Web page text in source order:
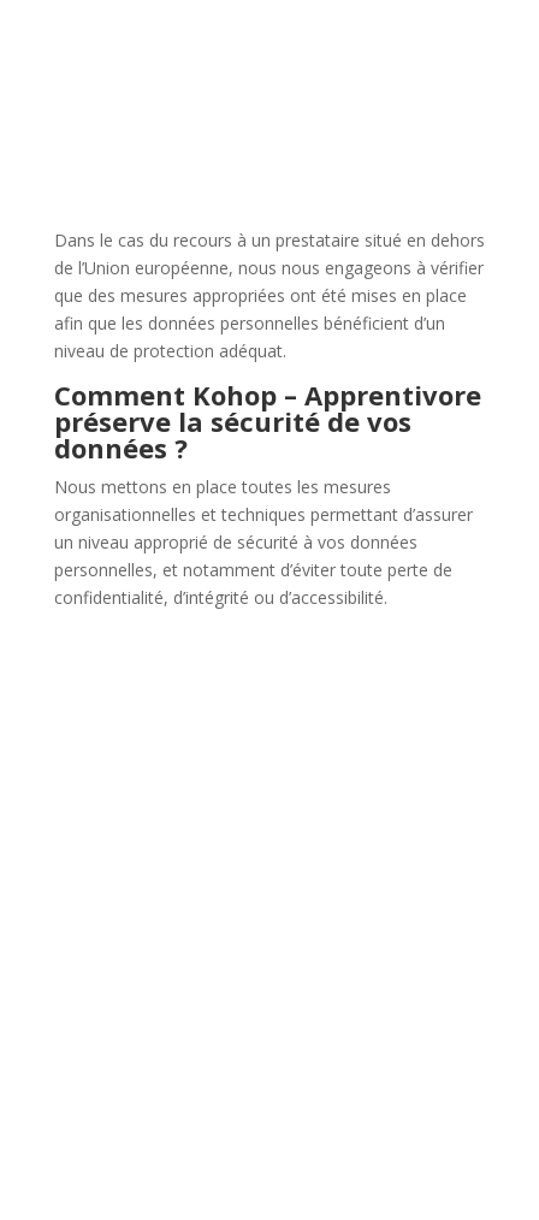
Dans le cas du recours à un prestataire situé en dehors
de l’Union européenne, nous nous engageons à vérifier
que des mesures appropriées ont été mises en place
afin que les données personnelles bénéficient d’un
niveau de protection adéquat.
Comment Kohop – Apprentivore
préserve la sécurité de vos
données ?
Nous mettons en place toutes les mesures
organisationnelles et techniques permettant d’assurer
un niveau approprié de sécurité à vos données
personnelles, et notamment d’éviter toute perte de
confidentialité, d’intégrité ou d’accessibilité.